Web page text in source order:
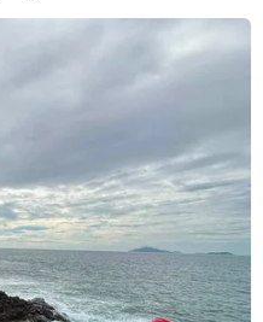
(Nguồn: AP/TTXVN)
Justin Trudeau
thăm chính thức
thúc đẩy quan hệ